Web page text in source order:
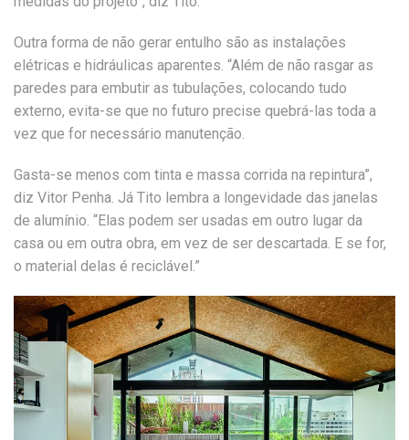
Outra forma de não gerar entulho são as instalações
elétricas e hidráulicas aparentes. “Além de não rasgar as
paredes para embutir as tubulações, colocando tudo
externo, evita-se que no futuro precise quebrá-las toda a
vez que for necessário manutenção.
Gasta-se menos com tinta e massa corrida na repintura”,
diz Vitor Penha. Já Tito lembra a longevidade das janelas
de alumínio. “Elas podem ser usadas em outro lugar da
casa ou em outra obra, em vez de ser descartada. E se for,
o material delas é reciclável.”